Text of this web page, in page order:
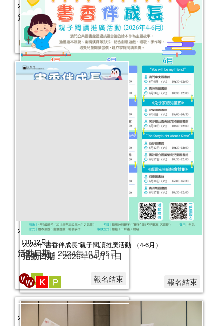
2026年“書香伴成長”親子閱讀推廣活動 （4-6月）
活動日期：2026年04月11日
報名結束
2025年故事天地
活動日期：2025年01月04日
2024年“書香伴成長”親子閱讀推廣活動
（10-12月）
活動日期： 2024年10月05日
報名結束